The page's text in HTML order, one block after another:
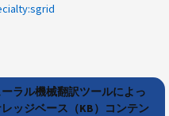
ラル機械翻訳ツールによっ
ッジベース（KB）コンテン